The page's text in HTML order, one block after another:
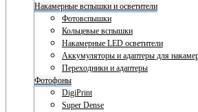
Накамерные вспышки и осветители
Фотовспышки
Кольцевые вспышки
Накамерные LED осветители
Аккумуляторы и адаптеры для
Переходники и адаптеры
Фотофоны
DigiPrint
Super Dense